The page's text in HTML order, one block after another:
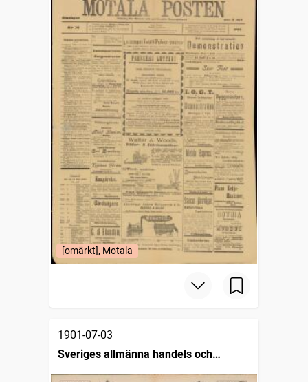
[omärkt], Motala
1901-07-03
Sveriges allmänna handels och
industritidning (Malmö : 1890)